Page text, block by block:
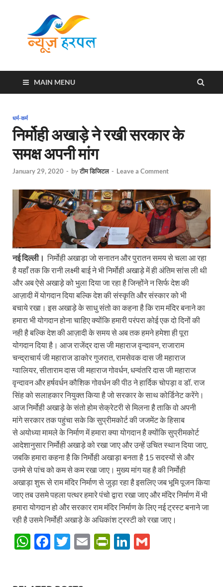
MAIN MENU
धर्म-कर्म
निर्मोही अखाड़े ने रखी सरकार के
समक्ष अपनी मांग
January 29, 2020 - byटीम डिजिटल - Leave a Comment
नई दिल्ली। निर्मोही अखाड़ा जो सनातन और पुरातन समय से चला आ रहा
है यहाँ तक कि रानी लक्ष्मी बाई ने भी निर्मोही अखाड़े में ही अंतिम सांस ली थी
और अब ऐसे अखाड़े को भुला दिया जा रहा है जिन्होंने न सिर्फ देश की
आज़ादी में योगदान दिया बल्कि देश की संस्कृति और संस्कार को भी
बचाये रखा। इस अखाड़े के साधु संतो का कहना है कि राम मंदिर बनाने का
हमारा भी योगदान होना चाहिए क्योंकि हमारी परंपरा कोई एक दो दिनों की
नही है बल्कि देश की आज़ादी के समय से अब तक हमने हमेशा ही पूरा
योगदान दिया है। आज राजेंद्र दास जी महाराज वृन्दावन, राजाराम
चन्द्राचार्य जी महाराज डाकोर गुजरात, रामसेवक दास जी महाराज
ग्वालियर, सीताराम दास जी महाराज गोवर्धन, धन्वंतरि दास जी महाराज
वृन्दावन और हर्षवर्धन कौशिक गोवर्धन की पीठ ने हार्दिक चोपड़ा व डॉ. राज
सिंह को सलाहकार नियुक्त किया है जो सरकार के साथ कोर्डिनेट करेंगे।
आज निर्मोही अखाड़े के संतो होम सेक्रेटरी से मिलना है ताकि वो अपनी
मांगे सरकार तक पहुंचा सके कि सुप्रीमकोर्ट की जजमेंट के हिसाब
से अयोध्या मामले के निर्माण में हमारा क्या योगदान है क्योंकि सुप्रीमकोर्ट
आदेशानुसार निर्मोही अखाड़े को रखा जाए और उन्हें उचित स्थान दिया जाए,
जबकि हमारा कहना है कि निर्मोही अखाड़ा बनता है 15 सदस्यों से और
उनमे से पांच को कम से कम रखा जाए। मुख्य मांग यह है की निर्मोही
अखाड़ा शुरू से राम मंदिर निर्माण से जुड़ा रहा है इसलिए जब भूमि पूजन किया
जाए तब उसमे पहला पत्थर हमारे पंचो द्वारा रखा जाए और मंदिर निर्माण में भी
हमारा योगदान हो और सरकार राम मंदिर निर्माण के लिए नई ट्रस्ट बनाने जा
रही है उसमे निर्मोही अखाड़े के अधिकांश ट्रस्टी को रखा जाए।
W F
T
E
P
Li